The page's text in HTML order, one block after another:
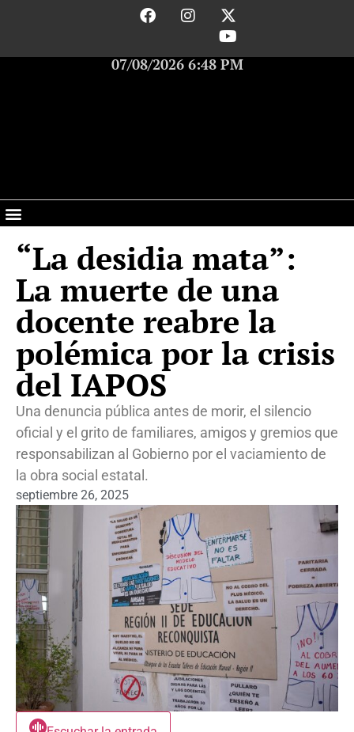
07/08/2026 6:48 PM
“La desidia mata”:
La muerte de una
docente reabre la
polémica por la crisis
del IAPOS
Una denuncia pública antes de morir, el silencio
oficial y el grito de familiares, amigos y gremios que
responsabilizan al Gobierno por el vaciamiento de
la obra social estatal.
septiembre 26, 2025